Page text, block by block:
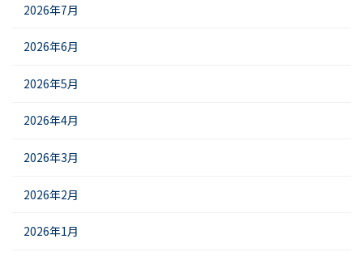
2026年7月
2026年6月
2026年5月
2026年4月
2026年3月
2026年2月
2026年1月